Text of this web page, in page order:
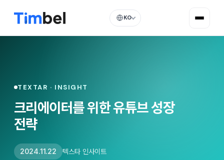
KO
TEXTAR · INSIGHT
크리에이터를 위한 유튜브 성장
전략
2024.11.22 텍스타 인사이트